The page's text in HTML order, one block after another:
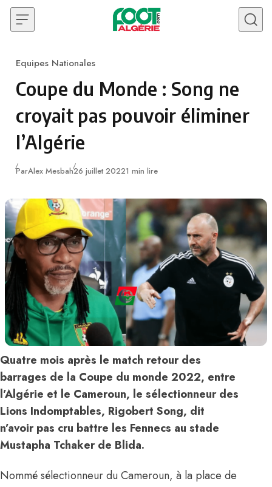
Skip to content
Category
Equipes Nationales
Coupe du Monde : Song ne
croyait pas pouvoir éliminer
l’Algérie
ParAlex MesbahPublié
26 juillet 20221 min lire
Quatre mois après le match retour des
barrages de la Coupe du monde 2022, entre
l’Algérie et le Cameroun, le sélectionneur des
Lions Indomptables, Rigobert Song, dit
n’avoir pas cru battre les Fennecs au stade
Mustapha Tchaker de Blida.
Nommé sélectionneur du Cameroun, à la place de